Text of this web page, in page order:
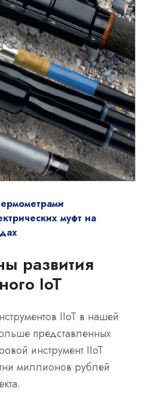
муфт на
развития
IoT
IIoT в нашей
представленных
инструмент IIoT
миллионов рублей